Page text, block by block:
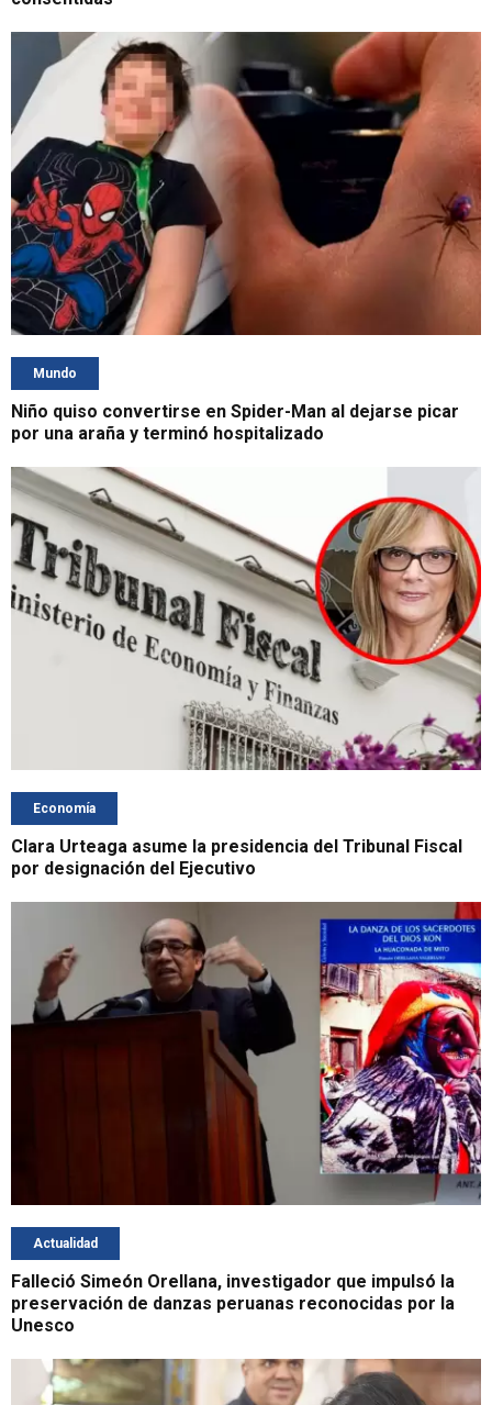
Mundo
Niño quiso convertirse en Spider-Man al dejarse picar
por una araña y terminó hospitalizado
Economía
Clara Urteaga asume la presidencia del Tribunal Fiscal
por designación del Ejecutivo
Actualidad
Falleció Simeón Orellana, investigador que impulsó la
preservación de danzas peruanas reconocidas por la
Unesco